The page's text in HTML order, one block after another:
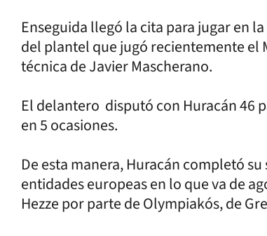
Enseguida llegó la cita para jugar en
del plantel que jugó recientemente el
técnica de Javier Mascherano.
El delantero disputó con Huracán 46
en 5 ocasiones.
De esta manera, Huracán completó
entidades europeas en lo que va de
Hezze por parte de Olympiakós, de